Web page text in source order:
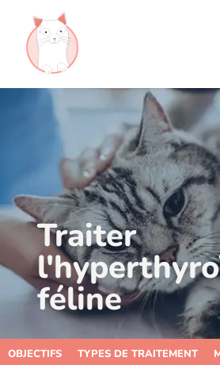
Traiter
féline
OBJECTIFS TYPES DE TRAITEMENT